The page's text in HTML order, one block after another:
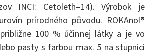
INCI: Cetoleth–14). Výrobok je
prírodného pôvodu. ROKAnol®
100 % účinnej látky a je vo
pasty s farbou max. 5 na stupnici